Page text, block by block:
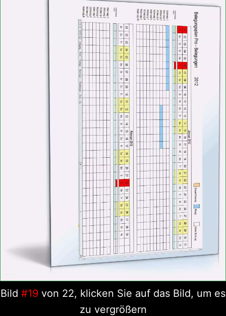
Bild #19 von 22, klicken Sie auf das Bild, um es
zu vergrößern